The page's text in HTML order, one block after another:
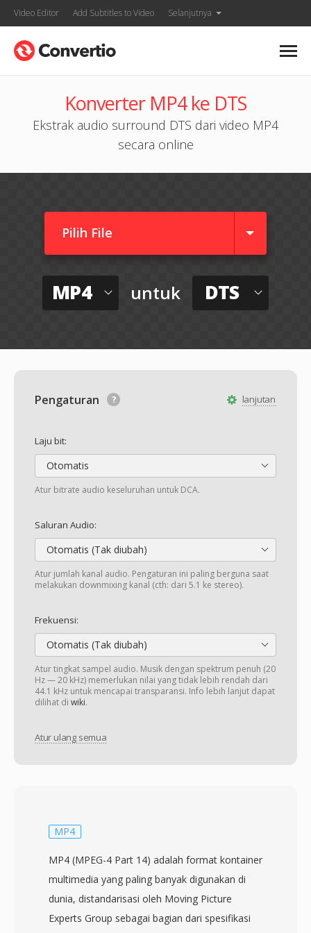
Video Editor Add Subtitles to Video Selanjutnya
Konverter MP4 ke DTS
Ekstrak audio surround DTS dari video MP4
secara online
Pilih File
MP4 untuk DTS
lanjutan
Pengaturan
Laju bit:
Otomatis
Atur bitrate audio keseluruhan untuk DCA.
Saluran Audio:
Otomatis (Tak diubah)
Atur jumlah kanal audio. Pengaturan ini paling berguna saat
melakukan downmixing kanal (cth: dari 5.1 ke stereo).
Frekuensi:
Otomatis (Tak diubah)
Atur tingkat sampel audio. Musik dengan spektrum penuh (20
Hz — 20 kHz) memerlukan nilai yang tidak lebih rendah dari
44.1 kHz untuk mencapai transparansi. Info lebih lanjut dapat
dilihat di wiki.
Atur ulang semua
MP4
MP4 (MPEG-4 Part 14) adalah format kontainer
multimedia yang paling banyak digunakan di
dunia, distandarisasi oleh Moving Picture
Experts Group sebagai bagian dari spesifikasi